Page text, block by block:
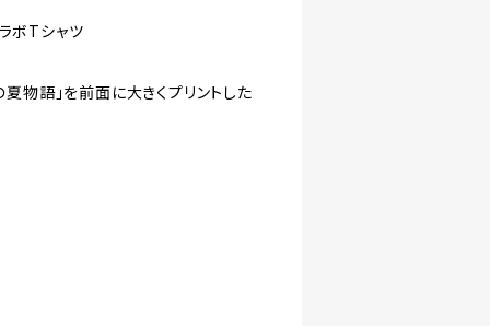
ボTシャツ
物語」を前面に大きくプリントした